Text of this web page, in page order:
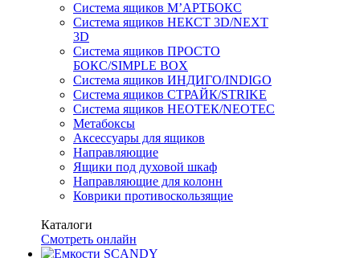
Система ящиков М’АРТБОКС
Система ящиков НЕКСТ 3D/NEXT
3D
Система ящиков ПРОСТО
БОКС/SIMPLE BOX
Система ящиков ИНДИГО/INDIGO
Система ящиков СТРАЙК/STRIKE
Система ящиков НЕОТЕК/NEOTEC
Метабоксы
Аксессуары для ящиков
Направляющие
Ящики под духовой шкаф
Направляющие для колонн
Коврики противоскользящие
Каталоги
Смотреть онлайн